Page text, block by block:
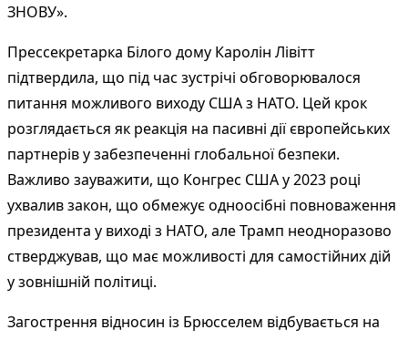
ЗНОВУ».
Прессекретарка Білого дому Каролін Лівітт
підтвердила, що під час зустрічі обговорювалося
питання можливого виходу США з НАТО. Цей крок
розглядається як реакція на пасивні дії європейських
партнерів у забезпеченні глобальної безпеки.
Важливо зауважити, що Конгрес США у 2023 році
ухвалив закон, що обмежує одноосібні повноваження
президента у виході з НАТО, але Трамп неодноразово
стверджував, що має можливості для самостійних дій
у зовнішній політиці.
Загострення відносин із Брюсселем відбувається на